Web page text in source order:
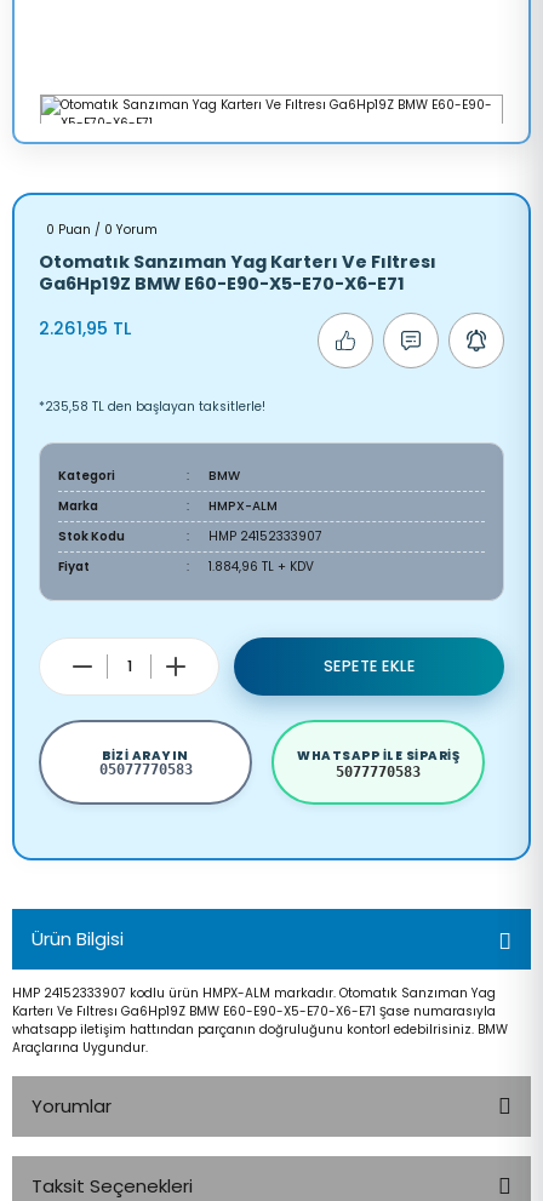
0 Puan / 0 Yorum
Otomatık Sanzıman Yag Karterı Ve Fıltresı
Ga6Hp19Z BMW E60-E90-X5-E70-X6-E71
2.261,95 TL
*235,58 TL den başlayan taksitlerle!
Kategori
BMW
Marka
HMPX-ALM
Stok Kodu
HMP 24152333907
Fiyat
1.884,96 TL + KDV
SEPETE EKLE
BIZI ARAYIN
05077770583
WHATSAPP ILE SIPARIŞ
5077770583
Ürün Bilgisi
HMP 24152333907 kodlu ürün HMPX-ALM markadır. Otomatık Sanzıman Yag
Karterı Ve Fıltresı Ga6Hp19Z BMW E60-E90-X5-E70-X6-E71 Şase numarasıyla
whatsapp iletişim hattından parçanın doğruluğunu kontorl edebilrisiniz. BMW
Araçlarına Uygundur.
Yorumlar
Taksit Seçenekleri